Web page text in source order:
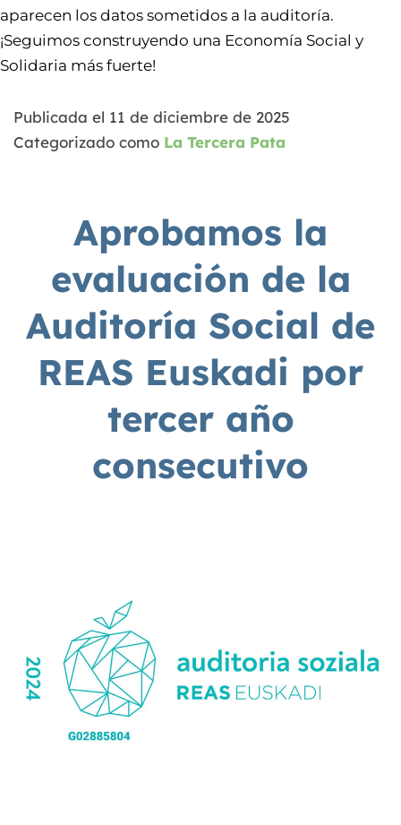
aparecen los datos sometidos a la auditoría.
¡Seguimos construyendo una Economía Social y
Solidaria más fuerte!
Publicada el 11 de diciembre de 2025
Categorizado como La Tercera Pata
Aprobamos la
evaluación de la
Auditoría Social de
REAS Euskadi por
tercer año
consecutivo